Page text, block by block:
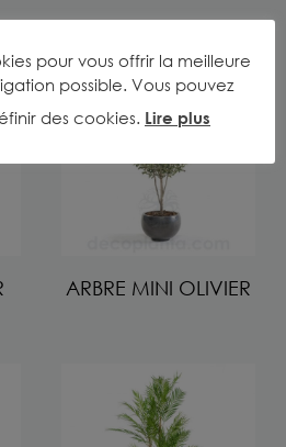
ARBRE MINI OLIVIER
pour vous offrir la meilleure
possible. Vous pouvez
des cookies. Lire plus